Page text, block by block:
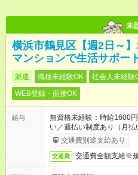
未
横浜市鶴見区【週2日～
マンションで生活サポー
派遣 職種未経験OK 社会人未経験
WEB登録・面接OK
給与
無資格未経験：時給
い／週払い制度あり（月
完了次第のお支払いとなり
交通費別途支給あり
交通費 交通費全額支給※